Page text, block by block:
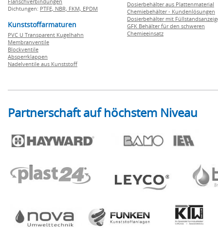
Dichtungen: PTFE, NBR, FKM, EPDM
Kunststoffarmaturen
PVC U Transparent Kugelhahn
Membranventile
Blockventile
Absperrklappen
Nadelventile aus Kunststoff
Dosierbehälter aus Plattenmaterial
Chemiebehälter - Kundenlösungen
Dosierbehälter mit
GFK Behälter für den schweren
Chemieeinsatz
Partnerschaft auf höchstem Niveau